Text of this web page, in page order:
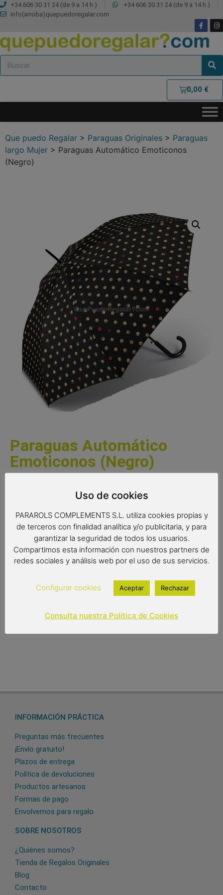
+34 606 30 31 24 (de 9 a 14 h.)
+34 606 30 31 24 (de 9 a 14 h.)
info(arroba)quepuedoregalar.com
0,00 €
Que puedo Regalar > Paraguas Originales > Paraguas
largo Mujer > Paraguas Automático Emoticonos
(Negro)
Paraguas Automático
Emoticonos (Negro)
paraguas original con todo tipo de emoticonos para estar
Medidas:
Radio: 58 cm.
Diámetro: 102 cm.
INFORMACIÓN PRÁCTICA
Preguntas más frecuentes
¡Envío gratuito!
Plazos de entrega
Política de devoluciones
Productos artesanos
Formas de pago
Envolvemos para regalo
SOBRE NOSOTROS
¿Quiénes somos?
Tienda de Regalos Originales
Blog
Contacto
Uso de cookies
PARAROLS COMPLEMENTS S.L. utiliza cookies propias y
de terceros con finalidad analítica y/o publicitaria, y para
garantizar la seguridad de todos los usuarios.
Compartimos esta información con nuestros partners de
redes sociales y análisis web por el uso de sus servicios.
Configurar cookies Aceptar Rechazar
Consulta nuestra Política de Cookies